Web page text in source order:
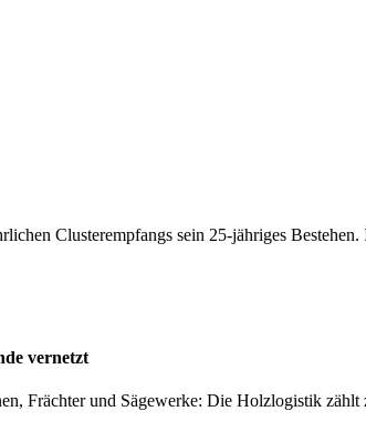
Clusterempfangs sein 25-jähriges
vernetzt
Frächter und Sägewerke: Die Holzlogistik